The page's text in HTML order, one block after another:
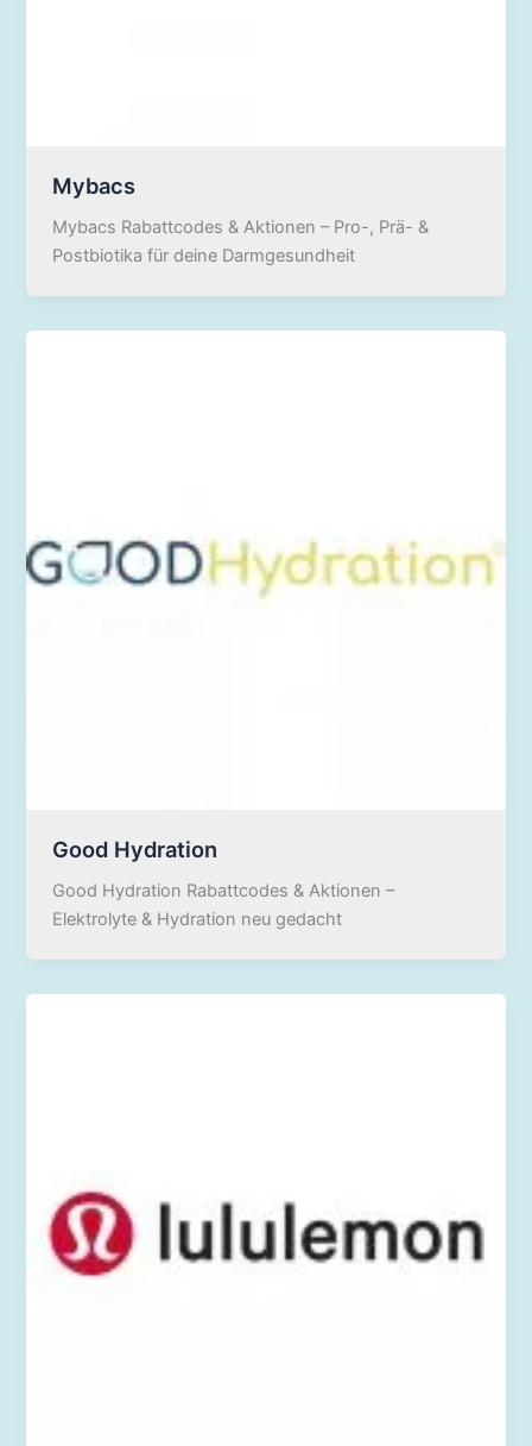
Mybacs
Mybacs Rabattcodes & Aktionen – Pro-, Prä- &
Postbiotika für deine Darmgesundheit
Good Hydration
Good Hydration Rabattcodes & Aktionen –
Elektrolyte & Hydration neu gedacht